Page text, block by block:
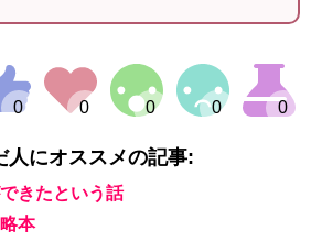
人にオススメの記事:
きたという話
本